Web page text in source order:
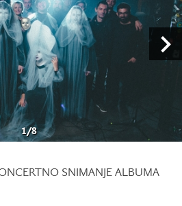
1/8
SNIMANJE ALBUMA